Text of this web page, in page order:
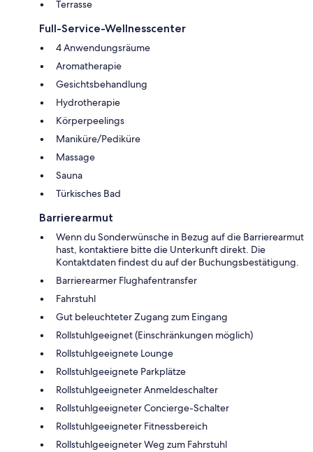
Terrasse
Full-Service-Wellnesscenter
4 Anwendungsräume
Aromatherapie
Gesichtsbehandlung
Hydrotherapie
Körperpeelings
Maniküre/Pediküre
Massage
Sauna
Türkisches Bad
Barrierearmut
Wenn du Sonderwünsche in Bezug auf die Barrierearmut
hast, kontaktiere bitte die Unterkunft direkt. Die
Kontaktdaten findest du auf der Buchungsbestätigung.
Barrierearmer Flughafentransfer
Fahrstuhl
Gut beleuchteter Zugang zum Eingang
Rollstuhlgeeignet (Einschränkungen möglich)
Rollstuhlgeeignete Lounge
Rollstuhlgeeignete Parkplätze
Rollstuhlgeeigneter Anmeldeschalter
Rollstuhlgeeigneter Concierge-Schalter
Rollstuhlgeeigneter Fitnessbereich
Rollstuhlgeeigneter Weg zum Fahrstuhl